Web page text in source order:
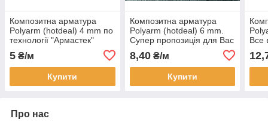
Композитна арматура
Polyarm (hotdeal) 4 mm по
технології "Армастек"
5 ₴/м
Купити
Композитна арматура
Polyarm (hotdeal) 6 mm.
Супер пропозиція для Вас
8,40₴/м
Купити
Все
Про нас